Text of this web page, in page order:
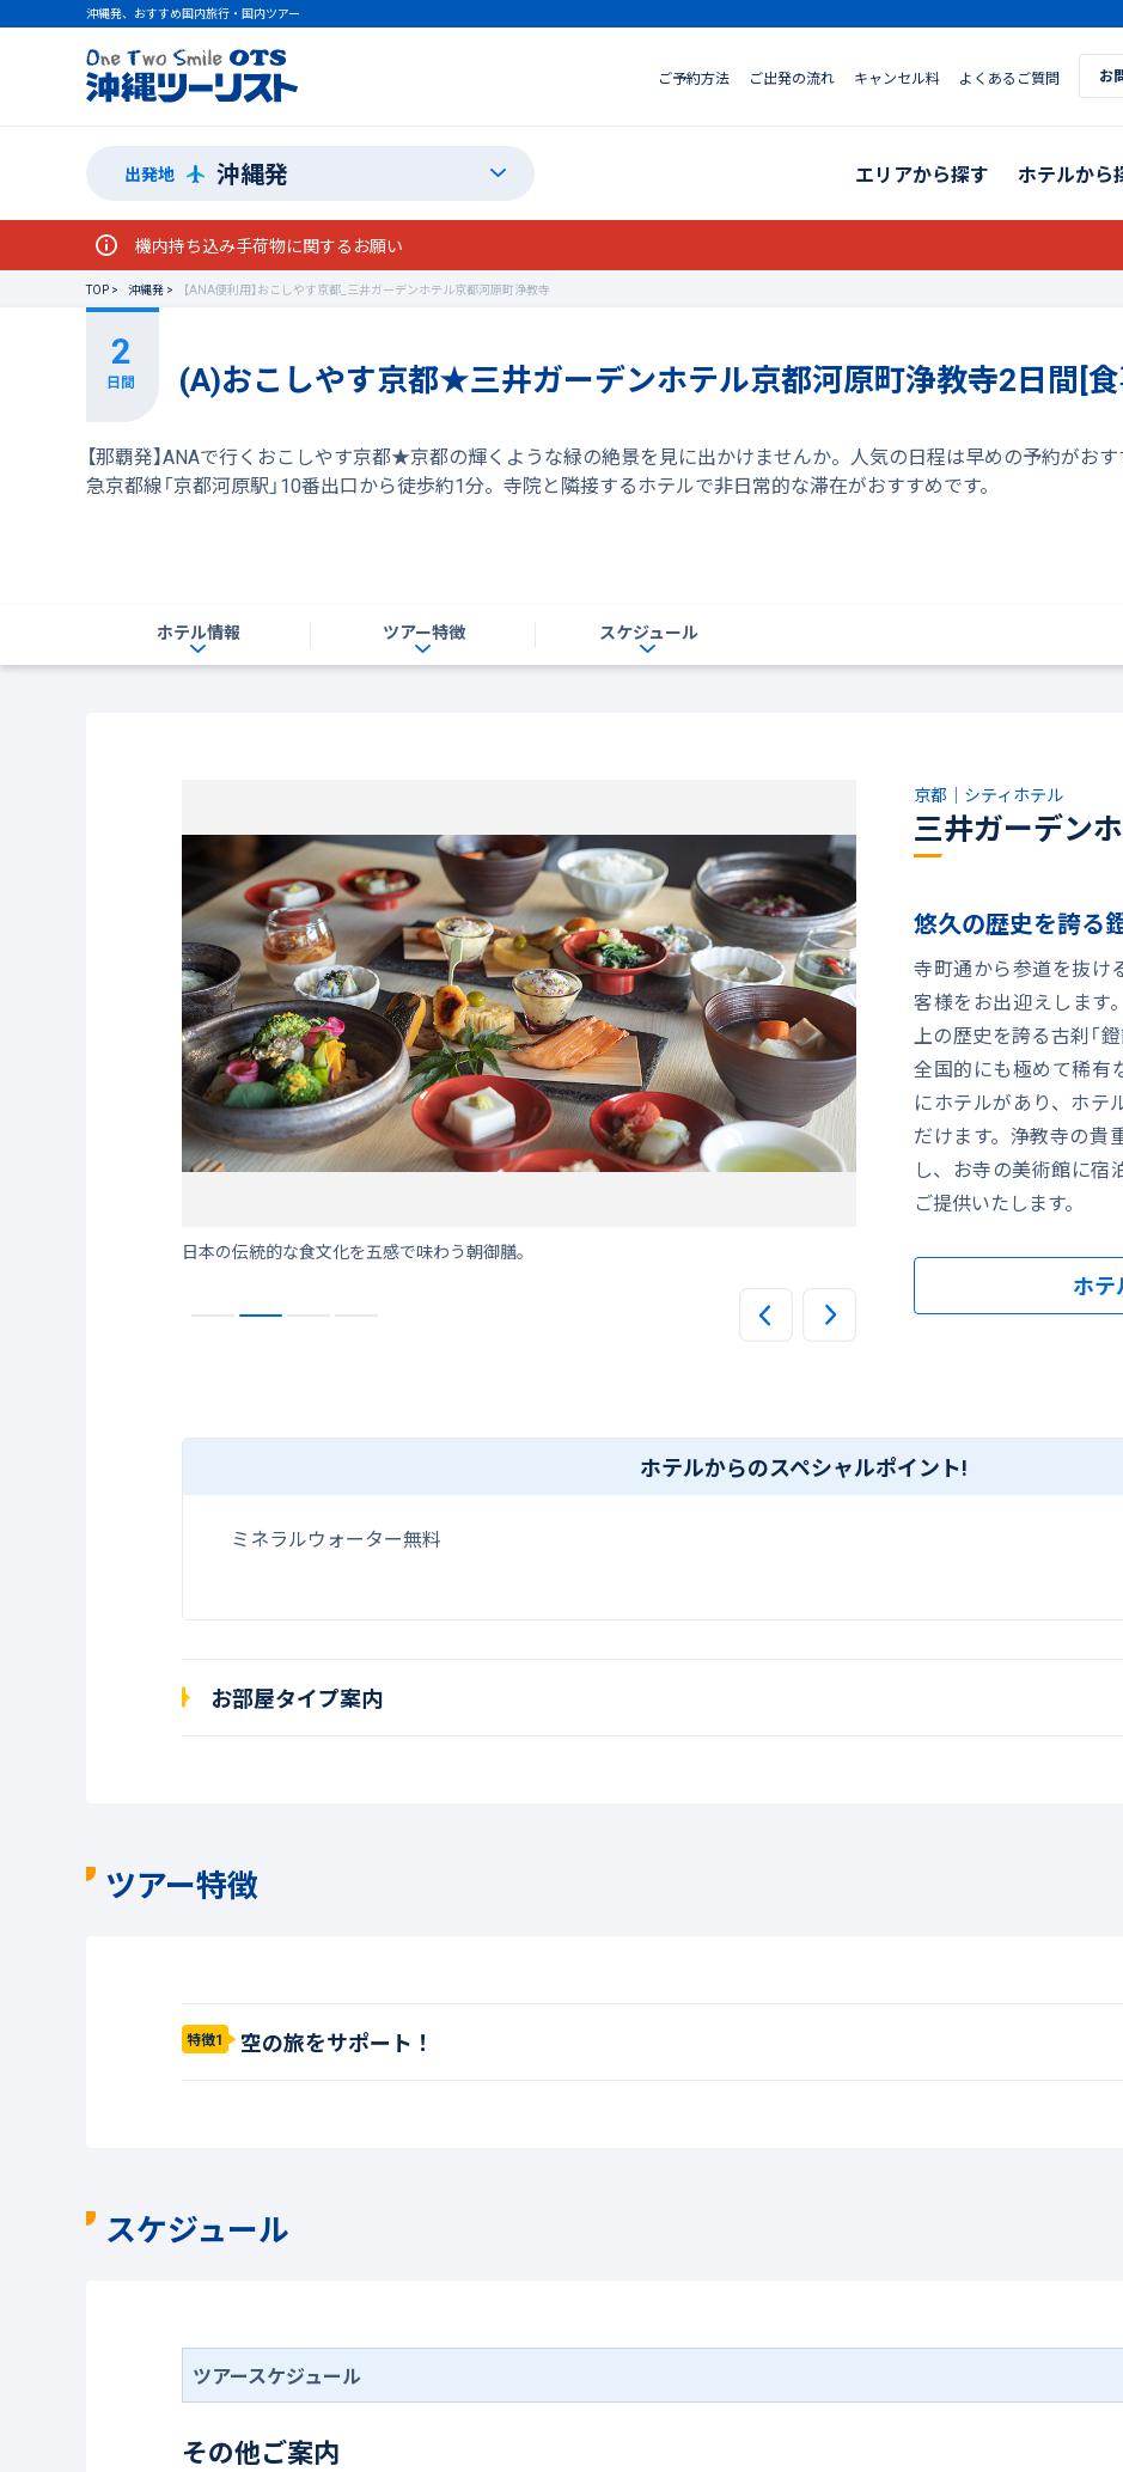
沖縄発、おすすめ国内旅行・国内ツアー
ご予約方法 ご出発の流れ キャンセル料 よくあるご質問 お
出発地 沖縄発 エリアから探す ホテルから
機内持ち込み手荷物に関するお願い
TOP 沖縄発
【ANA便利用】おこしやす京都_三井ガーデンホテル京都河原町浄教寺
(A)おこしやす京都★三井ガーデンホテル京都河原町浄教寺2日間[
【那覇発】ANAで行くおこしやす京都★京都の輝くような緑の絶景を見に出かけませんか。人気の日程は早めの予約がお
急京都線「京都河原駅」10番出口から徒歩約1分。寺院と隣接するホテルで非日常的な滞在がおすすめです。
ホテル情報 ツアー特徴 スケジュール
京都｜シティホテル
三井ガーデン
悠久の歴史を誇る
寺町通から参道を抜け
客様をお出迎えします
上の歴史を誇る古刹「
全国的にも極めて稀有
にホテルがあり、ホテ
だけます。浄教寺の貴
し、お寺の美術館に宿
ご提供いたします。
ホテ
日本の伝統的な食文化を五感で味わう朝御膳。
ホテルからのスペシャルポイント!
ミネラルウォーター無料
お部屋タイプ案内
ツアー特徴
特徴1 空の旅をサポート！
スケジュール
ツアースケジュール
その他ご案内